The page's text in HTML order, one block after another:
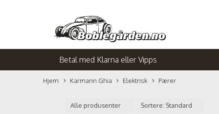
Betal med Klarna eller Vipps
Hjem Karmann Ghia Elektrisk Pærer